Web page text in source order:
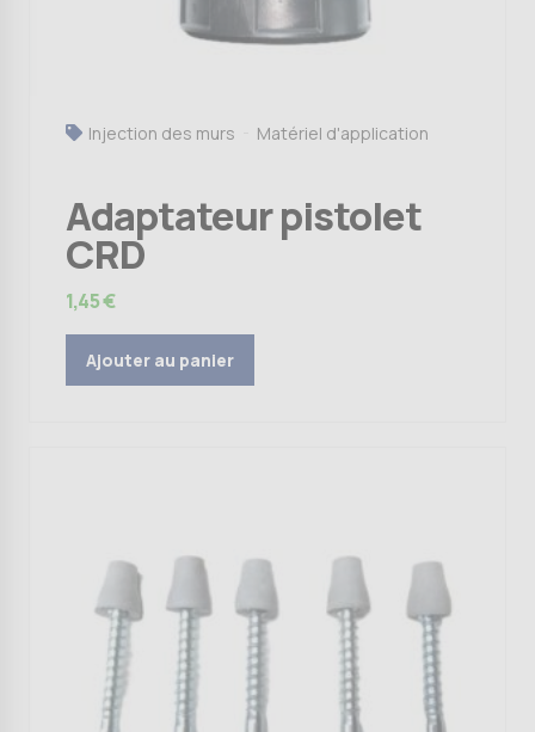
Injection des murs Matériel d'application
Adaptateur pistolet
CRD
1,45€
Ajouter au panier